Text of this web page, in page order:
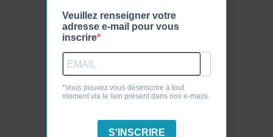
Veuillez renseigner votre
adresse e-mail pour vous
inscrire
*Vous pouvez vous désinscrire à tout
moment via le lien présent dans nos e-mails.
S'INSCRIRE